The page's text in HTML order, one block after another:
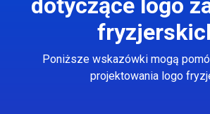
Poniższe wskazówki mogą
projektowania logo